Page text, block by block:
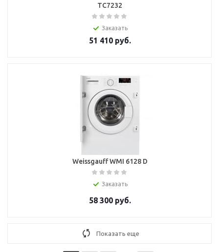
TC7232
Заказать
51 410руб.
Weissgauff WMI 6128 D
Заказать
58 300руб.
Показать еще